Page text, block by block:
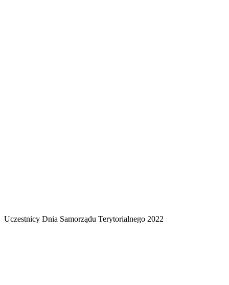
Uczestnicy Dnia Samorządu Terytorialnego 2022